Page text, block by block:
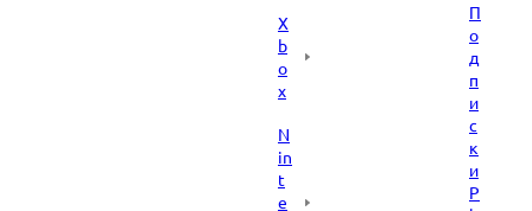
X
b
o
x
N
in
t
e
П
о
д
п
и
с
к
и
P